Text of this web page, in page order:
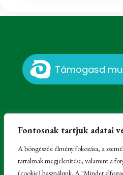
Fontosnak tartjuk adatai
A böngészési élmény fokozása, a
tartalmak megjelenítése, valamint a
(cookie) használunk. A "Mindet
Támogasd
© Erdélyi Károly, Kissomlyó,